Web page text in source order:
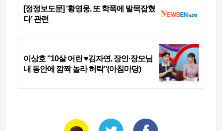
[정정보도문] ‘황영웅, 또 학폭에 발목잡혔
다’ 관련
이상호 “10살 어린 ♥김자연, 장인·장모님
내 동안에 깜짝 놀라 허락”(아침마당)